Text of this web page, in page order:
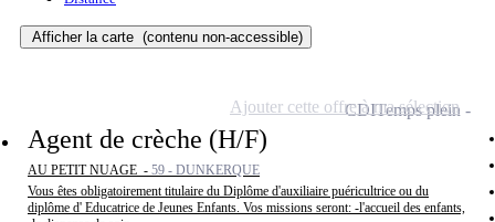
Afficher la carte (contenu non-accessible)
Agent de crèche (H/F)
AU PETIT NUAGE - 59 - DUNKERQUE
Vous êtes obligatoirement titulaire du Diplôme d'auxiliaire puéricultrice ou du
diplôme d' Educatrice de Jeunes Enfants. Vos missions seront: -l'accueil des enfants,
CDITemps plein
Ajouter cette offre à ma sélection